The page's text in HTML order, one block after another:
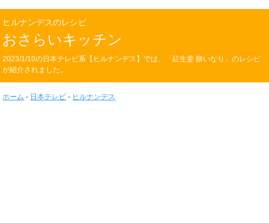
ヒルナンデスのレシピ
おさらいキッチン
2023/1/10の日本テレビ系【ヒルナンデス】では、「紅生姜 餅いなり」のレシピ
が紹介されました。
ホーム - 日本テレビ - ヒルナンデス